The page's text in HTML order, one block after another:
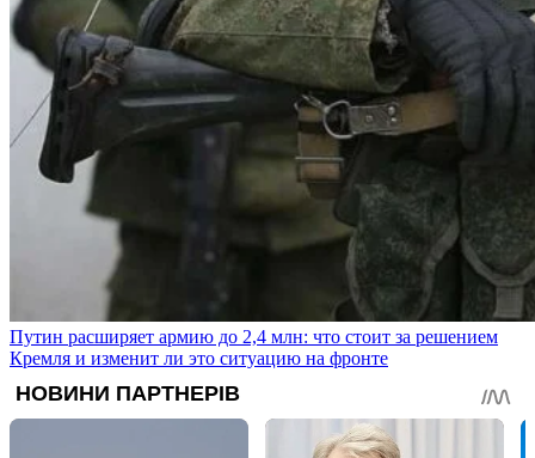
Путин расширяет армию до 2,4 млн: что стоит за решением
Кремля и изменит ли это ситуацию на фронте